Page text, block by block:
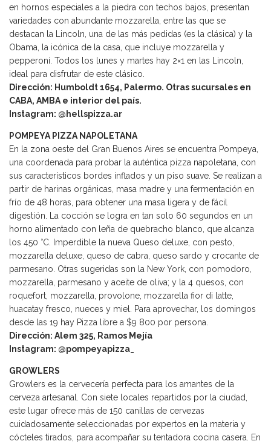
en hornos especiales a la piedra con techos bajos, presentan
variedades con abundante mozzarella, entre las que se
destacan la Lincoln, una de las más pedidas (es la clásica) y la
Obama, la icónica de la casa, que incluye mozzarella y
pepperoni. Todos los lunes y martes hay 2×1 en las Lincoln,
ideal para disfrutar de este clásico.
Dirección: Humboldt 1654, Palermo. Otras sucursales en
CABA, AMBA e interior del país.
Instagram: @hellspizza.ar
POMPEYA PIZZA NAPOLETANA
En la zona oeste del Gran Buenos Aires se encuentra Pompeya,
una coordenada para probar la auténtica pizza napoletana, con
sus característicos bordes inflados y un piso suave. Se realizan a
partir de harinas orgánicas, masa madre y una fermentación en
frío de 48 horas, para obtener una masa ligera y de fácil
digestión. La cocción se logra en tan solo 60 segundos en un
horno alimentado con leña de quebracho blanco, que alcanza
los 450 °C. Imperdible la nueva Queso deluxe, con pesto,
mozzarella deluxe, queso de cabra, queso sardo y crocante de
parmesano. Otras sugeridas son la New York, con pomodoro,
mozzarella, parmesano y aceite de oliva; y la 4 quesos, con
roquefort, mozzarella, provolone, mozzarella fior di latte,
huacatay fresco, nueces y miel. Para aprovechar, los domingos
desde las 19 hay Pizza libre a $9 800 por persona.
Dirección: Alem 325, Ramos Mejía
Instagram: @pompeyapizza_
GROWLERS
Growlers es la cervecería perfecta para los amantes de la
cerveza artesanal. Con siete locales repartidos por la ciudad,
este lugar ofrece más de 150 canillas de cervezas
cuidadosamente seleccionadas por expertos en la materia y
cócteles tirados, para acompañar su tentadora cocina casera. En